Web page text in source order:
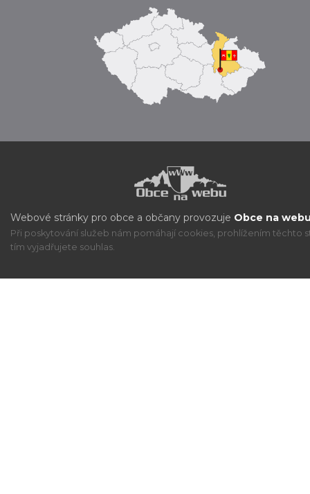
Webové stránky pro obce a občany provozuje Obce na
Při poskytování služeb nám pomáhají cookies, prohlížením těchto
tím vyjadřujete souhlas.